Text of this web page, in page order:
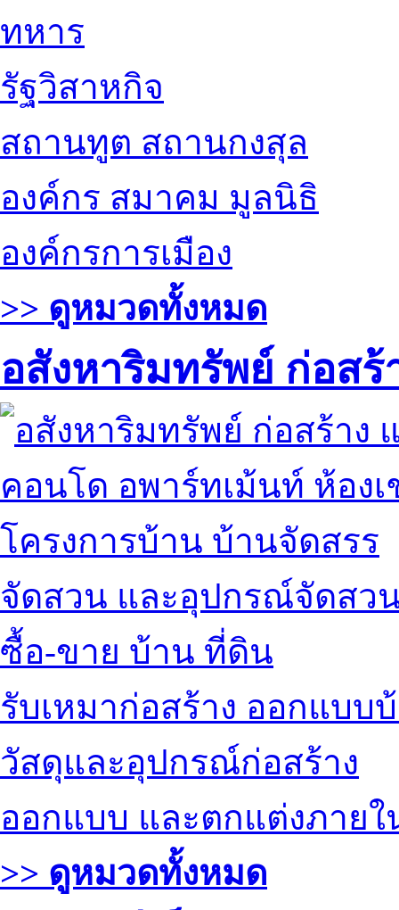
ทหาร
รัฐวิสาหกิจ
สถานทูต สถานกงสุล
องค์กร สมาคม มูลนิธิ
องค์กรการเมือง
>> ดูหมวดทั้งหมด
อสังหาริมทรัพย์ ก่อส
คอนโด อพาร์ทเม้นท์ ห้องเ
โครงการบ้าน บ้านจัดสรร
จัดสวน และอุปกรณ์จัดสว
ซื้อ-ขาย บ้าน ที่ดิน
รับเหมาก่อสร้าง ออกแบบ
วัสดุและอุปกรณ์ก่อสร้าง
ออกแบบ และตกแต่งภายใ
>> ดูหมวดทั้งหมด